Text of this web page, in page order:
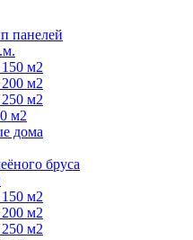
панелей
м2
м2
м2
м2
дома
бруса
м2
м2
м2